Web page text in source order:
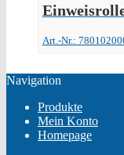
Art.-Nr.:
Navigation
Produkte
Mein Konto
Homepage